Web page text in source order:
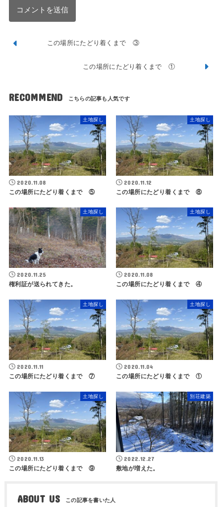
この場所にたどり着くまで ③
この場所にたどり着くまで ①
RECOMMEND
土地探し
2020.11.08
この場所にたどり着くまで ⑤
土地探し
2020.11.12
この場所にたどり着くまで ⑧
土地探し
2020.11.25
権利証が送られてきた。
土地探し
2020.11.08
この場所にたどり着くまで ④
土地探し
2020.11.11
この場所にたどり着くまで ⑦
土地探し
2020.11.04
この場所にたどり着くまで ①
土地探し
2020.11.13
この場所にたどり着くまで ⑨
別荘建築
2022.12.27
敷地が増えた。
ABOUT US